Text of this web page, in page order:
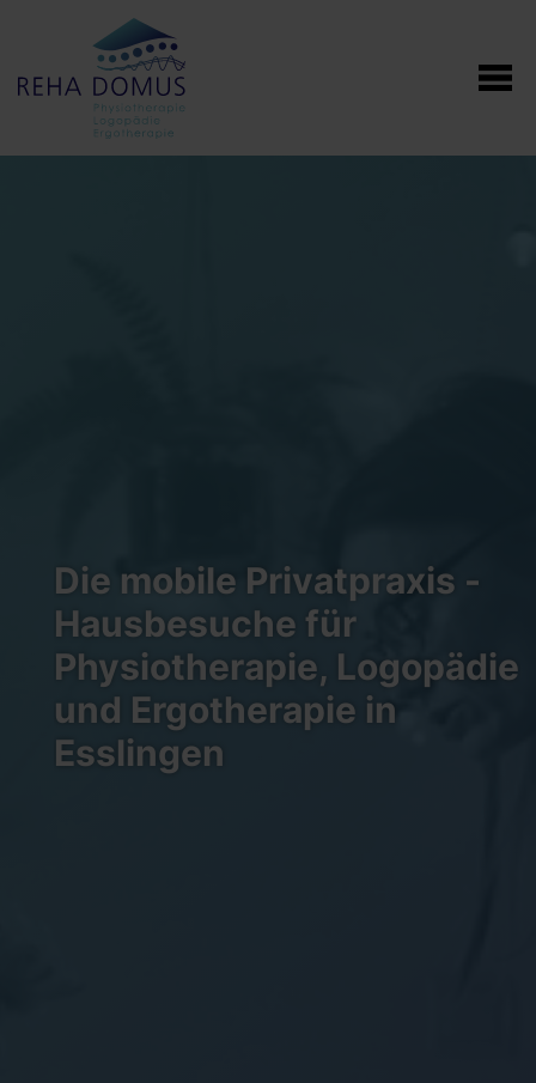
Die mobile Privatpraxis -
Hausbesuche für
Physiotherapie, Logopädie
und Ergotherapie in
Esslingen